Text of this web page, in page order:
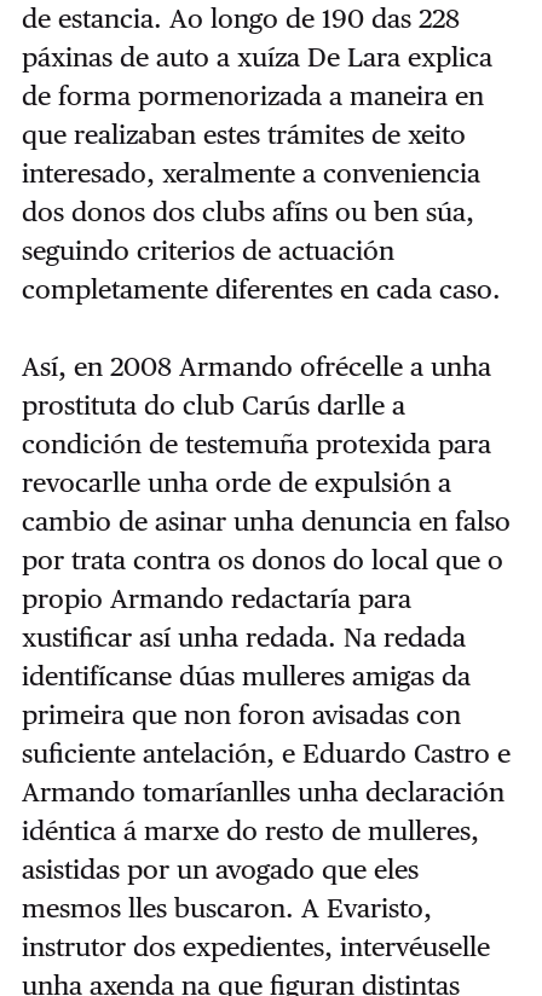
de estancia. Ao longo de 190 das 228
páxinas de auto a xuíza De Lara explica
de forma pormenorizada a maneira en
que realizaban estes trámites de xeito
interesado, xeralmente a conveniencia
dos donos dos clubs afíns ou ben súa,
seguindo criterios de actuación
completamente diferentes en cada caso.
Así, en 2008 Armando ofrécelle a unha
prostituta do club Carús darlle a
condición de testemuña protexida para
revocarlle unha orde de expulsión a
cambio de asinar unha denuncia en falso
por trata contra os donos do local que o
propio Armando redactaría para
xustificar así unha redada. Na redada
identifícanse dúas mulleres amigas da
primeira que non foron avisadas con
suficiente antelación, e Eduardo Castro e
Armando tomaríanlles unha declaración
idéntica á marxe do resto de mulleres,
asistidas por un avogado que eles
mesmos lles buscaron. A Evaristo,
instrutor dos expedientes, intervéuselle
unha axenda na que figuran distintas